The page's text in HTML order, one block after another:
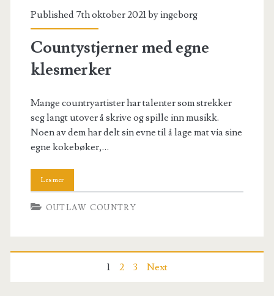
Published 7th oktober 2021 byingeborg
Countystjerner med egne
klesmerker
Mange countryartister har talenter som strekker
seg langt utover å skrive og spille inn musikk.
Noen av dem har delt sin evne til å lage mat via sine
egne kokebøker,…
OUTLAW COUNTRY
1 2 3 Next